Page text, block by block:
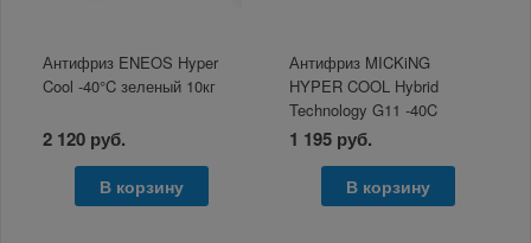
Антифриз ENEOS Hyper
Cool -40°C зеленый 10кг
2 120 руб.
В корзину
Антифриз MICKiNG
HYPER COOL Hybrid
Technology G11 -40C
зеленый 5кг
1 195 руб.
В корзину